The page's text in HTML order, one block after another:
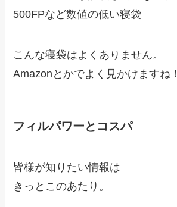
500FPなど数値の低い寝袋
こんな寝袋はよくありません。
Amazonとかでよく見かけますね！
フィルパワーとコスパ
皆様が知りたい情報は
きっとこのあたり。